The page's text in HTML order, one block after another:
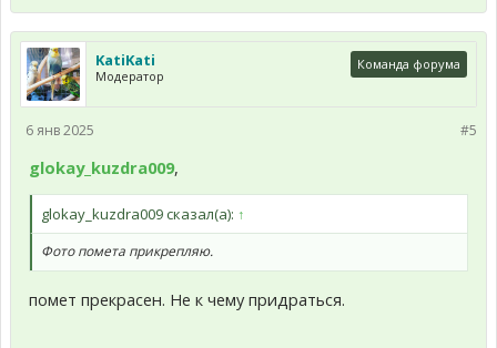
KatiKati
Модератор
Команда форума
#5
6 янв 2025
glokay_kuzdra009,
glokay_kuzdra009 сказал(а): ↑
Фото помета прикрепляю.
помет прекрасен. Не к чему придраться.